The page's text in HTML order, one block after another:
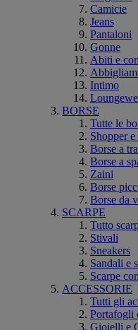
Camicie
Jeans
Pantaloni
Gonne
Abiti e
Intimo
BORSE
Tutte le
Shopper e
Borse a
Borse a
Zaini
Borse
Borse da
SCARPE
Tutto
Stivali
Sneakers
Sandali e
Scarpe
ACCESSORIE
Tutti gli
Portafogli
Gioielli e